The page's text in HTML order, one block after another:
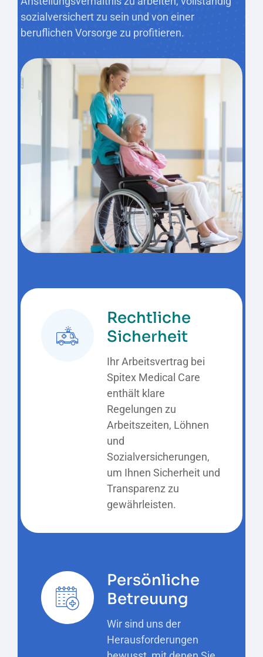
sozialversichert zu sein und von einer
beruflichen Vorsorge zu profitieren.
Rechtliche
Sicherheit
Ihr Arbeitsvertrag bei
Spitex Medical Care
enthält klare
Regelungen zu
Arbeitszeiten, Löhnen
und
Sozialversicherungen,
um Ihnen Sicherheit und
Transparenz zu
gewährleisten.
Persönliche
Betreuung
Wir sind uns der
Herausforderungen